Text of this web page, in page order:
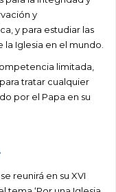
y
y para estudiar las
Iglesia en el mundo.
limitada,
tratar cualquier
por el Papa en su
reunirá en su XVI